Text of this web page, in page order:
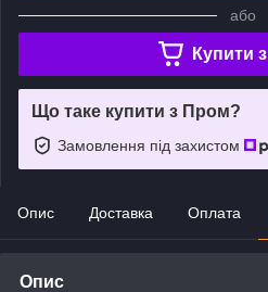
або
Купити з
Що таке купити з Пром?
Замовлення під захистом
Опис Доставка Оплата
Опис